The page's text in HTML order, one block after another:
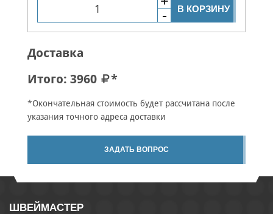
В КОРЗИНУ
Доставка
Итого: 3960 *
*Окончательная стоимость будет рассчитана после
указания точного адреса доставки
ЗАДАТЬ ВОПРОС
ШВЕЙМАСТЕР